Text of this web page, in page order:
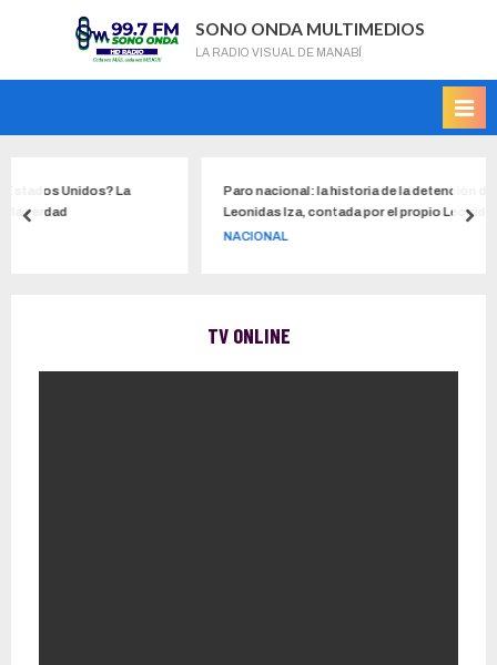
SONO ONDA MULTIMEDIOS
LA RADIO VISUAL DE MANABÍ
Unidos? La
Paro nacional: la historia de la detención del líder
Leonidas Iza, contada por el propio Leonidas Iza
NACIONAL
TV ONLINE